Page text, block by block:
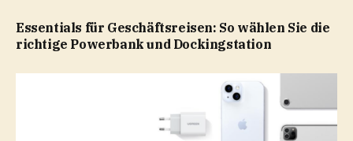
Essentials für Geschäftsreisen: So wählen Sie die
richtige Powerbank und Dockingstation